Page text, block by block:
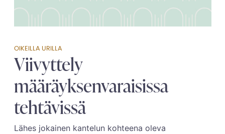
OIKEILLA URILLA
Viivyttely
määräyksenvaraisissa
tehtävissä
Lähes jokainen kantelun kohteena oleva